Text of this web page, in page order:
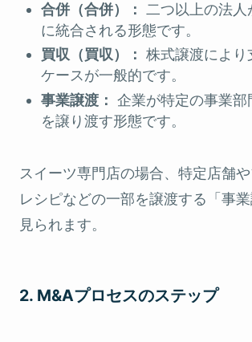
合併（合併）：
二つ以上の法人
に統合される形態です。
買収（買収）： 株式譲渡により
ケースが一般的です。
事業譲渡： 企業が特定の事業部
を譲り渡す形態です。
スイーツ専門店の場合、特定店舗や
レシピなどの一部を譲渡する「事
見られます。
2. M&Aプロセスのステップ